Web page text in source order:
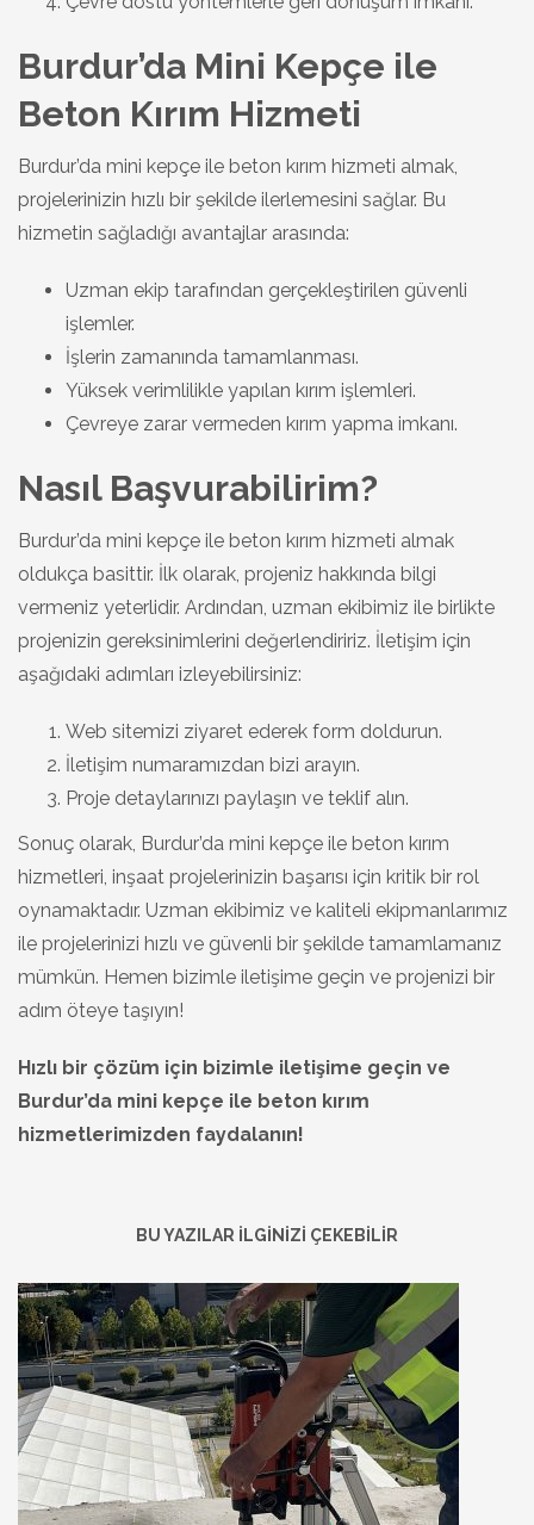
Burdur’da Mini Kepçe ile
Beton Kırım Hizmeti
Burdur’da mini kepçe ile beton kırım hizmeti almak,
projelerinizin hızlı bir şekilde ilerlemesini sağlar. Bu
hizmetin sağladığı avantajlar arasında:
Uzman ekip tarafından gerçekleştirilen güvenli
işlemler.
İşlerin zamanında tamamlanması.
Yüksek verimlilikle yapılan kırım işlemleri.
Çevreye zarar vermeden kırım yapma imkanı.
Nasıl Başvurabilirim?
Burdur’da mini kepçe ile beton kırım hizmeti almak
oldukça basittir. İlk olarak, projeniz hakkında bilgi
vermeniz yeterlidir. Ardından, uzman ekibimiz ile birlikte
projenizin gereksinimlerini değerlendiririz. İletişim için
aşağıdaki adımları izleyebilirsiniz:
Web sitemizi ziyaret ederek form doldurun.
İletişim numaramızdan bizi arayın.
Proje detaylarınızı paylaşın ve teklif alın.
Sonuç olarak, Burdur’da mini kepçe ile beton kırım
hizmetleri, inşaat projelerinizin başarısı için kritik bir rol
oynamaktadır. Uzman ekibimiz ve kaliteli ekipmanlarımız
ile projelerinizi hızlı ve güvenli bir şekilde tamamlamanız
mümkün. Hemen bizimle iletişime geçin ve projenizi bir
adım öteye taşıyın!
Hızlı bir çözüm için bizimle iletişime geçin ve
Burdur’da mini kepçe ile beton kırım
hizmetlerimizden faydalanın!
BU YAZILAR İLGİNİZİ ÇEKEBİLİR